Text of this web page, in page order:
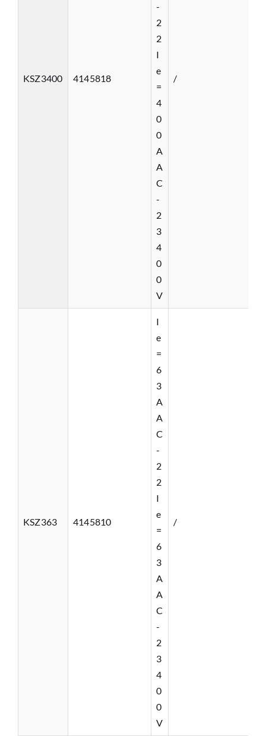
KSZ3400 4145818
-
2
2
I
e
=
4
0
0
A
A
C
-
2
3
4
0
0
V
/
KSZ363 4145810
I
e
=
6
3
A
A
C
-
2
2
I
e
=
6
3
A
A
C
-
2
3
4
0
0
V
/